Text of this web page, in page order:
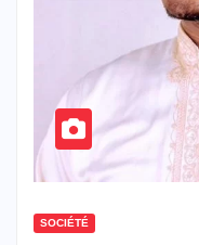
SOCIÉTÉ